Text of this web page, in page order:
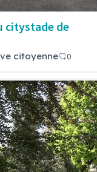
citystade de
citoyenne 0